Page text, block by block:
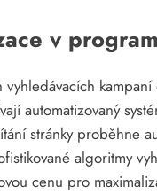
v
vyhledávacích
automatizovaný
stránky proběhne
algoritmy
cenu pro